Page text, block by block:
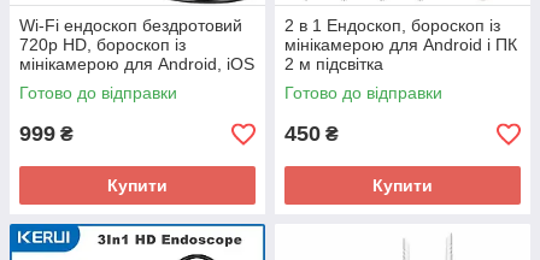
Wi-Fi ендоскоп бездротовий
720p HD, бороскоп із
мінікамерою для Android, iOS
5 м підсвітка
Готово до відправки
999 ₴
Купити
2 в 1 Ендоскоп, бороскоп із
мінікамерою для Android і ПК
2 м підсвітка
Готово до відправки
450 ₴
Купити